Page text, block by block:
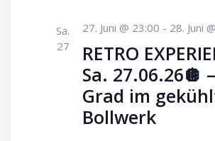
Sa.
27
RETRO
Sa. 27.06.26🪩
Grad im
Bollwerk
27. Juni @ 23:00 - 28. Juni